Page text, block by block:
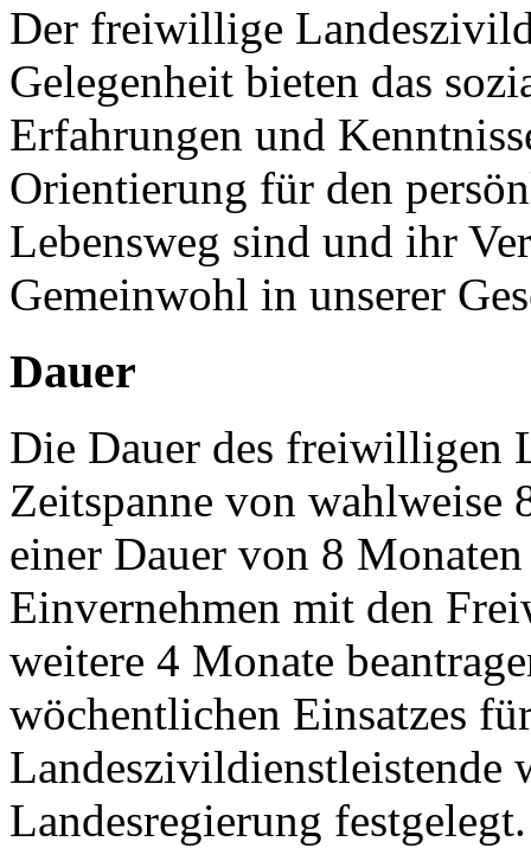
Der freiwillige
Gelegenheit bieten das
Erfahrungen und
Orientierung für den
Lebensweg sind und ihr
Gemeinwohl in unserer
Dauer
Die Dauer des freiwilligen
Zeitspanne von wahlweise
einer Dauer von 8
Einvernehmen mit den
weitere 4 Monate
wöchentlichen Einsatzes
Landeszivildienstleistende
Landesregierung